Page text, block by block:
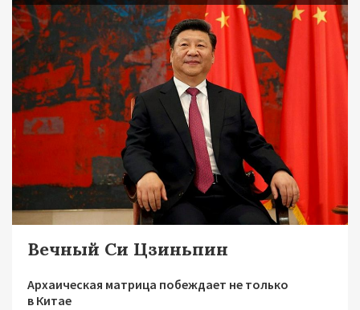
Вечный Си Цзиньпин
Архаическая матрица побеждает не только
в Китае